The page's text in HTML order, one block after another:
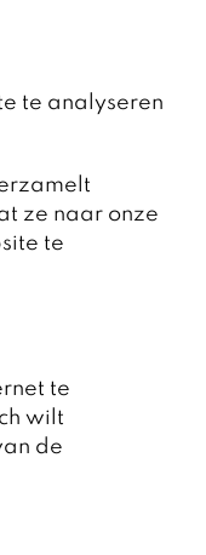
te analyseren
ze naar onze
te
te
wilt
de